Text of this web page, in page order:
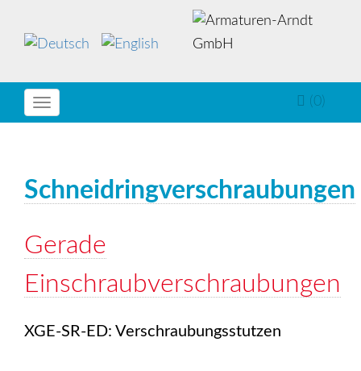
Toggle
(0)
Schneidringverschraubungen
Gerade
Einschraubverschraubungen
XGE-SR-ED: Verschraubungsstutzen